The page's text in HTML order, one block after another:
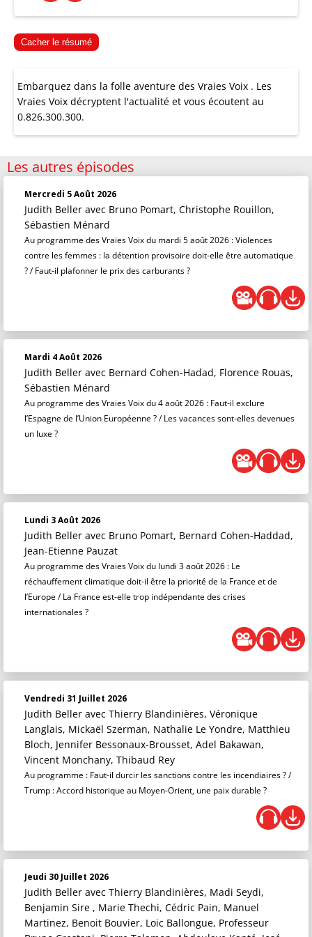
Cacher le résumé
Embarquez dans la folle aventure des Vraies Voix . Les
Vraies Voix décryptent l'actualité et vous écoutent au
0.826.300.300.
Les autres épisodes
Mercredi 5 Août 2026
Judith Beller avec Bruno Pomart, Christophe Rouillon,
Sébastien Ménard
Au programme des Vraies Voix du mardi 5 août 2026 : Violences
contre les femmes : la détention provisoire doit-elle être automatique
? / Faut-il plafonner le prix des carburants ?
Mardi 4 Août 2026
Judith Beller avec Bernard Cohen-Hadad, Florence Rouas,
Sébastien Ménard
Au programme des Vraies Voix du 4 août 2026 : Faut-il exclure
l’Espagne de l’Union Européenne ? / Les vacances sont-elles devenues
un luxe ?
Lundi 3 Août 2026
Judith Beller avec Bruno Pomart, Bernard Cohen-Haddad,
Jean-Etienne Pauzat
Au programme des Vraies Voix du lundi 3 août 2026 : Le
réchauffement climatique doit-il être la priorité de la France et de
l’Europe / La France est-elle trop indépendante des crises
internationales ?
Vendredi 31 Juillet 2026
Judith Beller avec Thierry Blandinières, Véronique
Langlais, Mickaël Szerman, Nathalie Le Yondre, Matthieu
Bloch, Jennifer Bessonaux-Brousset, Adel Bakawan,
Vincent Monchany, Thibaud Rey
Au programme : Faut-il durcir les sanctions contre les incendiaires ? /
Trump : Accord historique au Moyen-Orient, une paix durable ?
Jeudi 30 Juillet 2026
Judith Beller avec Thierry Blandinières, Madi Seydi,
Benjamin Sire , Marie Thechi, Cédric Pain, Manuel
Martinez, Benoit Bouvier, Loic Ballongue, Professeur